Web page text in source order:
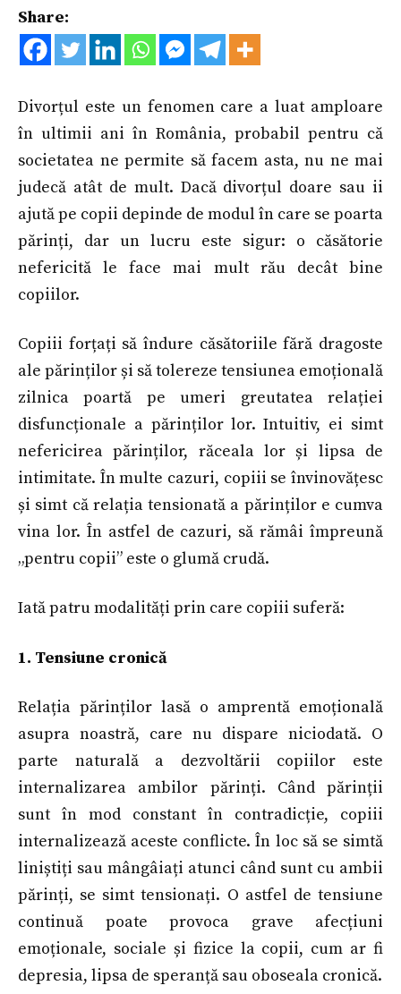
Share:
Divorțul este un fenomen care a luat amploare
în ultimii ani în România, probabil pentru că
societatea ne permite să facem asta, nu ne mai
judecă atât de mult. Dacă divorțul doare sau ii
ajută pe copii depinde de modul în care se poarta
părinți, dar un lucru este sigur: o căsătorie
nefericită le face mai mult rău decât bine
copiilor.
Copiii forțați să îndure căsătoriile fără dragoste
ale părinților și să tolereze tensiunea emoțională
zilnica poartă pe umeri greutatea relației
disfuncționale a părinților lor. Intuitiv, ei simt
nefericirea părinților, răceala lor și lipsa de
intimitate. În multe cazuri, copiii se învinovățesc
și simt că relația tensionată a părinților e cumva
vina lor. În astfel de cazuri, să rămâi împreună
„pentru copii” este o glumă crudă.
Iată patru modalități prin care copiii suferă:
1. Tensiune cronică
Relația părinților lasă o amprentă emoțională
asupra noastră, care nu dispare niciodată. O
parte naturală a dezvoltării copiilor este
internalizarea ambilor părinți. Când părinții
sunt în mod constant în contradicție, copiii
internalizează aceste conflicte. În loc să se simtă
liniștiți sau mângâiați atunci când sunt cu ambii
părinți, se simt tensionați. O astfel de tensiune
continuă poate provoca grave afecțiuni
emoționale, sociale și fizice la copii, cum ar fi
depresia, lipsa de speranță sau oboseala cronică.